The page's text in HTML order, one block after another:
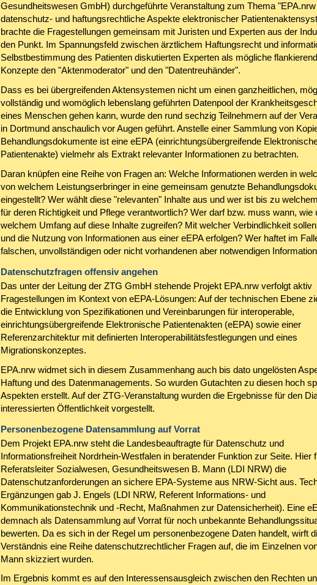
Gesundheitswesen GmbH) durchgeführte Veranstaltung zum Thema
datenschutz- und haftungsrechtliche Aspekte elektronischer
brachte die Fragestellungen gemeinsam mit Juristen und Experten aus der
den Punkt. Im Spannungsfeld zwischen ärztlichem Haftungsrecht und
Selbstbestimmung des Patienten diskutierten Experten als mögliche
Konzepte den "Aktenmoderator" und den "Datentreuhänder".
Dass es bei übergreifenden Aktensystemen nicht um einen ganzheitlichen,
vollständig und womöglich lebenslang geführten Datenpool der
eines Menschen gehen kann, wurde den rund sechzig Teilnehmern auf der
in Dortmund anschaulich vor Augen geführt. Anstelle einer Sammlung von
Behandlungsdokumente ist eine eEPA (einrichtungsübergreifende
Patientenakte) vielmehr als Extrakt relevanter Informationen zu betrachten.
Daran knüpfen eine Reihe von Fragen an: Welche Informationen werden in
von welchem Leistungserbringer in eine gemeinsam genutzte
eingestellt? Wer wählt diese "relevanten" Inhalte aus und wer ist bis zu
für deren Richtigkeit und Pflege verantwortlich? Wer darf bzw. muss wann, wie
welchem Umfang auf diese Inhalte zugreifen? Mit welcher Verbindlichkeit
und die Nutzung von Informationen aus einer eEPA erfolgen? Wer haftet im
falschen, unvollständigen oder nicht vorhandenen aber notwendigen
Datenschutzfragen offensiv angehen
Das unter der Leitung der ZTG GmbH stehende Projekt EPA.nrw verfolgt aktiv
Fragestellungen im Kontext von eEPA-Lösungen: Auf der technischen Ebene
die Entwicklung von Spezifikationen und Vereinbarungen für interoperable,
einrichtungsübergreifende Elektronische Patientenakten (eEPA) sowie einer
Referenzarchitektur mit definierten Interoperabilitätsfestlegungen und eines
Migrationskonzeptes.
EPA.nrw widmet sich in diesem Zusammenhang auch bis dato ungelösten
Haftung und des Datenmanagements. So wurden Gutachten zu diesen hoch
Aspekten erstellt. Auf der ZTG-Veranstaltung wurden die Ergebnisse für den
interessierten Öffentlichkeit vorgestellt.
Personenbezogene Datensammlung auf Vorrat
Dem Projekt EPA.nrw steht die Landesbeauftragte für Datenschutz und
Informationsfreiheit Nordrhein-Westfalen in beratender Funktion zur Seite. Hier
Referatsleiter Sozialwesen, Gesundheitswesen B. Mann (LDI NRW) die
Datenschutzanforderungen an sichere EPA-Systeme aus NRW-Sicht aus.
Ergänzungen gab J. Engels (LDI NRW, Referent Informations- und
Kommunikationstechnik und -Recht, Maßnahmen zur Datensicherheit). Eine
demnach als Datensammlung auf Vorrat für noch unbekannte
bewerten. Da es sich in der Regel um personenbezogene Daten handelt, wirft
Verständnis eine Reihe datenschutzrechtlicher Fragen auf, die im Einzelnen
Mann skizziert wurden.
Im Ergebnis kommt es auf den Interessensausgleich zwischen den Rechten